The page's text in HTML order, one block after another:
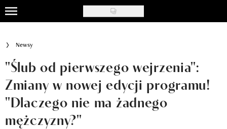
Skip
to
content
Ślub i wesele
Styl życia
Nasze akcje
Newsy
"Ślub od pierwszego wejrzenia":
Zmiany w nowej edycji programu!
"Dlaczego nie ma żadnego
mężczyzny?"